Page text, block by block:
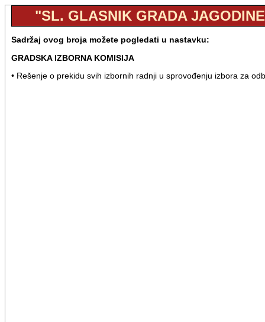
"SL. GLASNIK GRADA
Sadržaj ovog broja možete pogledati u nastavku:
GRADSKA IZBORNA KOMISIJA
• Rešenje o prekidu svih izbornih radnji u sprovođenju izbora za